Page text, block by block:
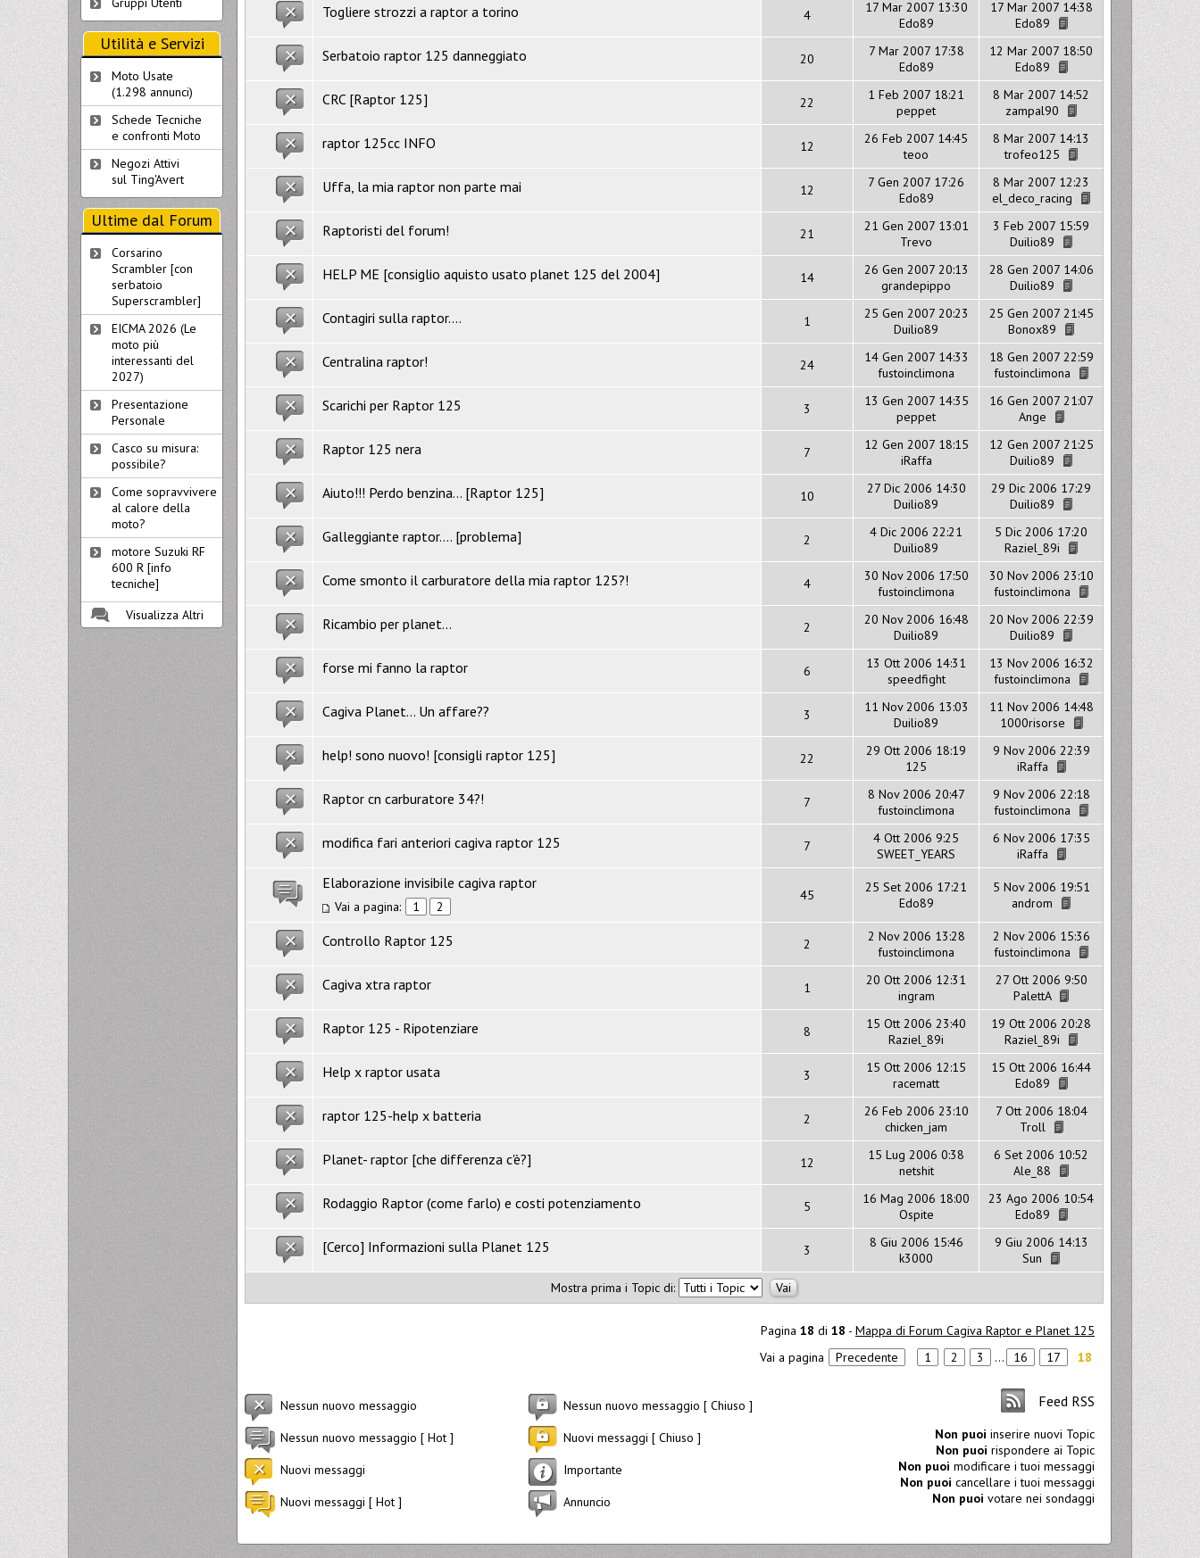
Togliere strozzi a raptor a torino 4
17 Mar 2007 13:30
Edo89
17 Mar 2007 14:38
Edo89
Serbatoio raptor 125 danneggiato 20
7 Mar 2007 17:38
Edo89
12 Mar 2007 18:50
Edo89
CRC [Raptor 125] 22
1 Feb 2007 18:21
peppet
8 Mar 2007 14:52
zampal90
raptor 125cc INFO 12
26 Feb 2007 14:45
teoo
8 Mar 2007 14:13
trofeo125
Uffa, la mia raptor non parte mai 12
7 Gen 2007 17:26
Edo89
8 Mar 2007 12:23
el_deco_racing
Raptoristi del forum! 21
21 Gen 2007 13:01
Trevo
3 Feb 2007 15:59
Duilio89
HELP ME [consiglio aquisto usato planet 125 del 2004] 14
26 Gen 2007 20:13
grandepippo
28 Gen 2007 14:06
Duilio89
Contagiri sulla raptor.... 1
25 Gen 2007 20:23
Duilio89
25 Gen 2007 21:45
Bonox89
Centralina raptor! 24
14 Gen 2007 14:33
fustoinclimona
18 Gen 2007 22:59
fustoinclimona
Scarichi per Raptor 125 3
13 Gen 2007 14:35
peppet
16 Gen 2007 21:07
Ange
Raptor 125 nera 7
12 Gen 2007 18:15
iRaffa
12 Gen 2007 21:25
Duilio89
Aiuto!!! Perdo benzina... [Raptor 125] 10
27 Dic 2006 14:30
Duilio89
29 Dic 2006 17:29
Duilio89
Galleggiante raptor.... [problema] 2
4 Dic 2006 22:21
Duilio89
5 Dic 2006 17:20
Raziel_89i
Come smonto il carburatore della mia raptor 125?! 4
30 Nov 2006 17:50
fustoinclimona
30 Nov 2006 23:10
fustoinclimona
Ricambio per planet... 2
20 Nov 2006 16:48
Duilio89
20 Nov 2006 22:39
Duilio89
forse mi fanno la raptor 6
13 Ott 2006 14:31
speedfight
13 Nov 2006 16:32
fustoinclimona
Cagiva Planet... Un affare?? 3
11 Nov 2006 13:03
Duilio89
11 Nov 2006 14:48
1000risorse
help! sono nuovo! [consigli raptor 125] 22
29 Ott 2006 18:19
125
9 Nov 2006 22:39
iRaffa
Raptor cn carburatore 34?! 7
8 Nov 2006 20:47
fustoinclimona
9 Nov 2006 22:18
fustoinclimona
modifica fari anteriori cagiva raptor 125 7
4 Ott 2006 9:25
SWEET_YEARS
6 Nov 2006 17:35
iRaffa
Elaborazione invisibile cagiva raptor
Vai a pagina: 1 2
45
25 Set 2006 17:21
Edo89
5 Nov 2006 19:51
androm
Controllo Raptor 125 2
2 Nov 2006 13:28
fustoinclimona
2 Nov 2006 15:36
fustoinclimona
Cagiva xtra raptor 1
20 Ott 2006 12:31
ingram
27 Ott 2006 9:50
PalettA
Raptor 125 - Ripotenziare 8
15 Ott 2006 23:40
Raziel_89i
19 Ott 2006 20:28
Raziel_89i
Help x raptor usata 3
15 Ott 2006 12:15
racematt
15 Ott 2006 16:44
Edo89
raptor 125-help x batteria 2
26 Feb 2006 23:10
chicken_jam
7 Ott 2006 18:04
Troll
Planet- raptor [che differenza c'è?] 12
15 Lug 2006 0:38
netshit
6 Set 2006 10:52
Ale_88
Rodaggio Raptor (come farlo) e costi potenziamento 5
16 Mag 2006 18:00
Ospite
23 Ago 2006 10:54
Edo89
[Cerco] Informazioni sulla Planet 125 3
8 Giu 2006 15:46
k3000
9 Giu 2006 14:13
Sun
Mostra prima i Topic di:
Pagina 18 di 18 - Mappa di Forum Cagiva Raptor e Planet 125
Vai a pagina
Precedente 1 2 3 ... 16 17 18
Nessun nuovo messaggio
Nessun nuovo messaggio [ Hot ]
Nuovi messaggi
Nuovi messaggi [ Hot ]
Nessun nuovo messaggio [ Chiuso ]
Nuovi messaggi [ Chiuso ]
Importante
Annuncio
Feed RSS
Non puoi inserire nuovi Topic
Non puoi rispondere ai Topic
Non puoi modificare i tuoi messaggi
Non puoi cancellare i tuoi messaggi
Non puoi votare nei sondaggi
Utilità e Servizi
Moto Usate
(1.298 annunci)
Schede Tecniche
e confronti Moto
Negozi Attivi
sul Ting'Avert
Ultime dal Forum
Corsarino
Scrambler [con
serbatoio
Superscrambler]
EICMA 2026 (Le
moto più
interessanti del
2027)
Presentazione
Personale
Casco su misura:
possibile?
Come sopravvivere
al calore della
moto?
motore Suzuki RF
600 R [info
tecniche]
Visualizza Altri